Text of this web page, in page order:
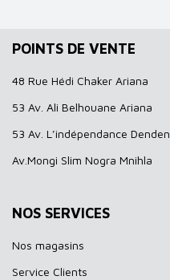
POINTS DE VENTE
48 Rue Hédi Chaker Ariana
53 Av. Ali Belhouane Ariana
53 Av. L’indépendance Denden
Av.Mongi Slim Nogra Mnihla
NOS SERVICES
Nos magasins
Service Clients